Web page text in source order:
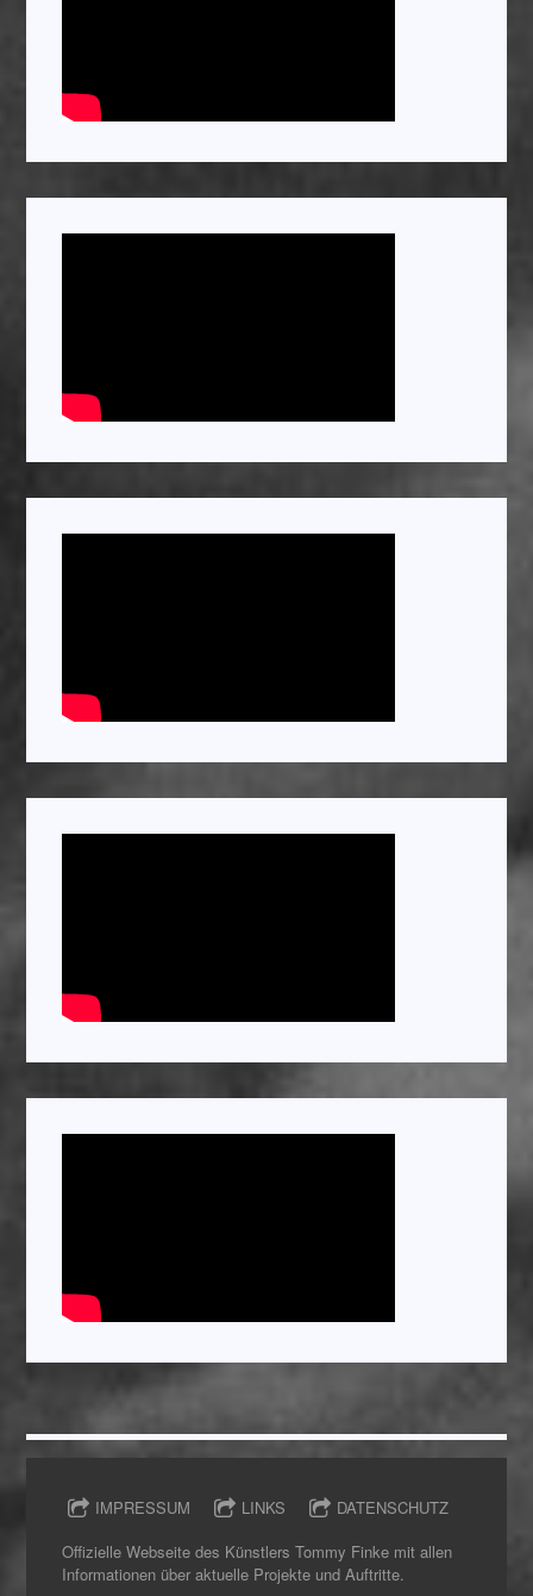
IMPRESSUM LINKS
DATENSCHUTZ
Offizielle Webseite des Künstlers Tommy Finke mit allen
Informationen über aktuelle Projekte und Auftritte.